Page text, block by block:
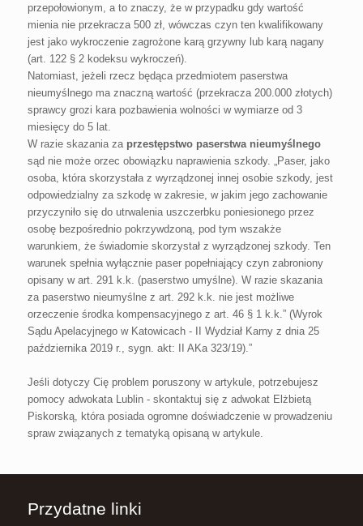
przepołowionym, a to znaczy, że w przypadku gdy wartość
mienia nie przekracza 500 zł, wówczas czyn ten kwalifikowany
jest jako wykroczenie zagrożone karą grzywny lub karą nagany
(art. 122 § 2 kodeksu wykroczeń).
Natomiast, jeżeli rzecz będąca przedmiotem paserstwa
nieumyślnego ma znaczną wartość (przekracza 200.000 złotych)
sprawcy grozi kara pozbawienia wolności w wymiarze od 3
miesięcy do 5 lat.
W razie skazania za przestępstwo paserstwa nieumyślnego
sąd nie może orzec obowiązku naprawienia szkody. „Paser, jako
osoba, która skorzystała z wyrządzonej innej osobie szkody, jest
odpowiedzialny za szkodę w zakresie, w jakim jego zachowanie
przyczyniło się do utrwalenia uszczerbku poniesionego przez
osobę bezpośrednio pokrzywdzoną, pod tym wszakże
warunkiem, że świadomie skorzystał z wyrządzonej szkody. Ten
warunek spełnia wyłącznie paser popełniający czyn zabroniony
opisany w art. 291 k.k. (paserstwo umyślne). W razie skazania
za paserstwo nieumyślne z art. 292 k.k. nie jest możliwe
orzeczenie środka kompensacyjnego z art. 46 § 1 k.k.” (Wyrok
Sądu Apelacyjnego w Katowicach - II Wydział Karny z dnia 25
października 2019 r., sygn. akt: II AKa 323/19).”
Jeśli dotyczy Cię problem poruszony w artykule, potrzebujesz
pomocy adwokata Lublin - skontaktuj się z adwokat Elżbietą
Piskorską, która posiada ogromne doświadczenie w prowadzeniu
spraw związanych z tematyką opisaną w artykule.
Przydatne linki